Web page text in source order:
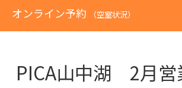
オンライン予約 （空室状況）
PICA山中湖 2月営